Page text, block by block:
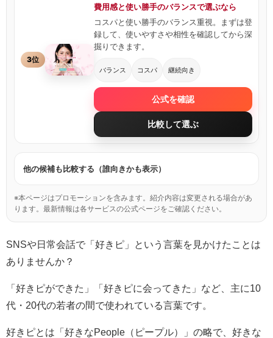
3位
費用感と使い勝手のバランスで選ぶなら
コスパと使い勝手のバランス重視。まずは登
録して、使いやすさや相性を確認してから深
掘りできます。
バランス コスパ 継続向き
公式を確認
比較して選ぶ
他の候補も比較する（誰向きかも表示）
※本ページはプロモーションを含みます。紹介内容は変更される場合があ
ります。最新情報は各サービスの公式ページをご確認ください。
SNSや日常会話で「好きピ」という言葉を見かけたことは
ありませんか？
「好きピができた」「好きピに会ってきた」など、主に10
代・20代の若者の間で使われている言葉です。
好きピとは「好きなPeople（ピープル）」の略で、好きな